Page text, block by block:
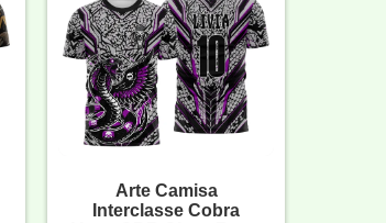
Arte Camisa
Interclasse Cobra